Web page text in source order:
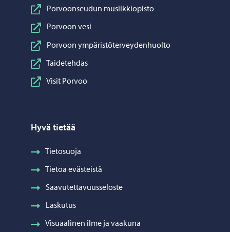
Porvoonseudun musiikkiopisto
Porvoon vesi
Porvoon ympäristöterveydenhuolto
Taidetehdas
Visit Porvoo
Hyvä tietää
Tietosuoja
Tietoa evästeistä
Saavutettavuusseloste
Laskutus
Visuaalinen ilme ja vaakuna